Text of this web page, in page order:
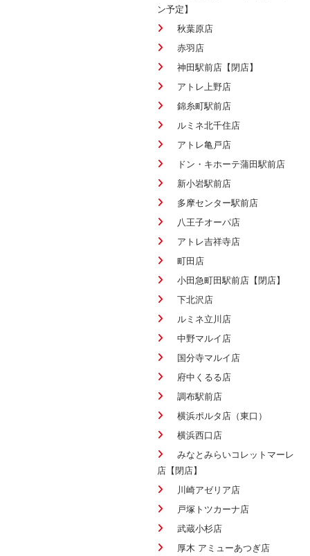
ン予定】
秋葉原店
赤羽店
神田駅前店【閉店】
アトレ上野店
錦糸町駅前店
ルミネ北千住店
アトレ亀戸店
ドン・キホーテ蒲田駅前店
新小岩駅前店
多摩センター駅前店
八王子オーパ店
アトレ吉祥寺店
町田店
小田急町田駅前店【閉店】
下北沢店
ルミネ立川店
中野マルイ店
国分寺マルイ店
府中くるる店
調布駅前店
横浜ポルタ店（東口）
横浜西口店
みなとみらいコレットマーレ
店【閉店】
川崎アゼリア店
戸塚トツカーナ店
武蔵小杉店
厚木 アミューあつぎ店